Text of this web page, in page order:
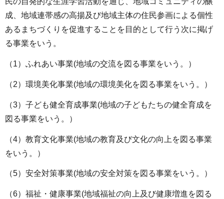
成、地域連帯感の高揚及び地域主体の住民参画による個性
あるまちづくりを促進することを目的として行う次に掲げ
る事業をいう。
（1）ふれあい事業(地域の交流を図る事業をいう。）
（2）環境美化事業(地域の環境美化を図る事業をいう。）
（3）子ども健全育成事業(地域の子どもたちの健全育成を
図る事業をいう。）
（4）教育文化事業(地域の教育及び文化の向上を図る事業
をいう。）
（5）安全対策事業(地域の安全対策を図る事業をいう。）
（6）福祉・健康事業(地域福祉の向上及び健康増進を図る